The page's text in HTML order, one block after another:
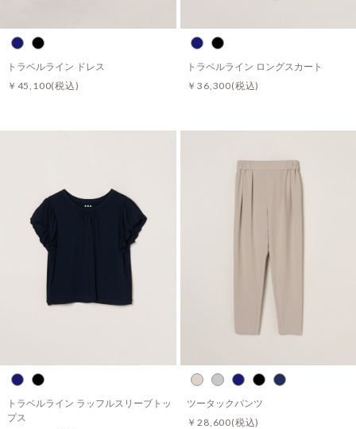
トラベルライン ドレス
￥45,100(税込)
トラベルライン ロングスカート
￥36,300(税込)
トラベルライン ラッフルスリーブトッ
プス
ツータックパンツ
￥28,600(税込)